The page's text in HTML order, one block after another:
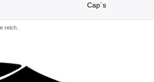
Cap´s
reich..